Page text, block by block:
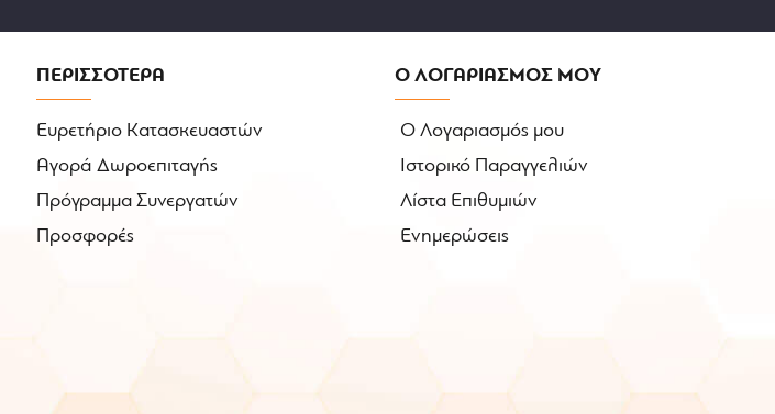
ΠΕΡΙΣΣΟΤΕΡΑ
Ευρετήριο Κατασκευαστών
Αγορά Δωροεπιταγής
Πρόγραμμα Συνεργατών
Προσφορές
Ο ΛΟΓΑΡΙΑΣΜΟΣ ΜΟΥ
Ο Λογαριασμός μου
Ιστορικό Παραγγελιών
Λίστα Επιθυμιών
Ενημερώσεις